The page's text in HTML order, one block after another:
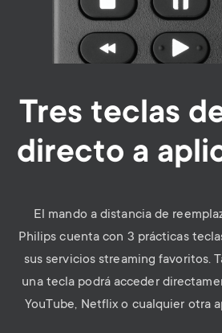
Tres teclas
directo a
El mando a distancia de
Philips cuenta con 3 prácticas
sus servicios streaming favoritos.
una tecla podrá acceder
YouTube, Netflix o cualquier otra